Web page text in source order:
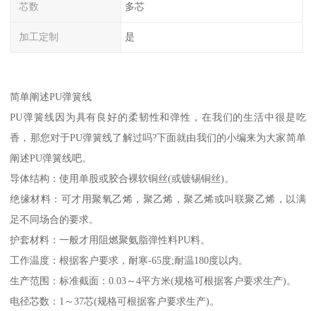
芯数 多芯
加工定制 是
简单阐述PU弹簧线
PU弹簧线因为具有良好的柔韧性和弹性，在我们的生活中很是吃
香，那您对于PU弹簧线了解过吗?下面就由我们的小编来为大家简单
阐述PU弹簧线吧。
导体结构：使用单股或胶合裸软铜丝(或镀锡铜丝)。
绝缘材料：可才用聚氧乙烯，聚乙烯，聚乙烯或叫联聚乙烯，以满
足不同场合的要求。
护套材料：一般才用阻燃聚氨脂弹性料PU料。
工作温度：根据客户要求，耐寒-65度;耐温180度以内。
生产范围：标准截面：0.03～4平方米(规格可根据客户要求生产)。
电径芯数：1～37芯(规格可根据客户要求生产)。